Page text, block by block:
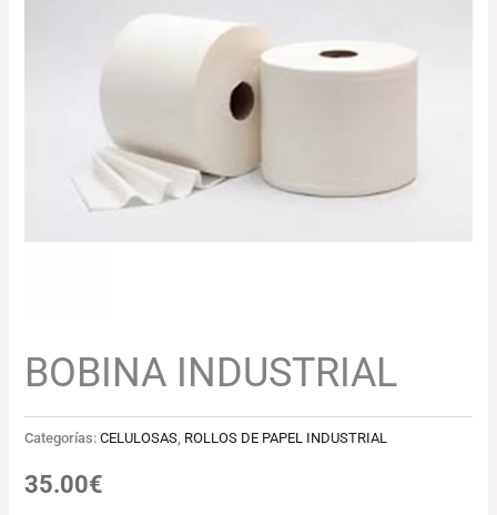
BOBINA INDUSTRIAL
Categorías:CELULOSAS ROLLOS DE PAPEL INDUSTRIAL
35.00€